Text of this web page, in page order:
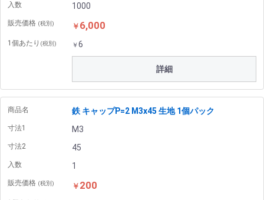
入数 1000
販売価格 (税別) ￥ 6,000
1個あたり (税別) ￥6
詳細
商品名 鉄 キャップP=2 M3x45 生地 1個パック
寸法1 M3
寸法2 45
入数 1
販売価格 (税別) ￥ 200